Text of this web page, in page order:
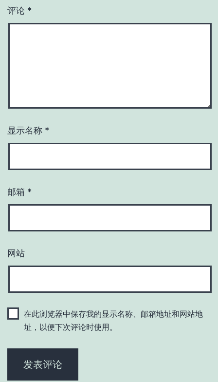
评论 *
显示名称 *
邮箱 *
网站
在此浏览器中保存我的显示名称、邮箱地址和网站地
址，以便下次评论时使用。